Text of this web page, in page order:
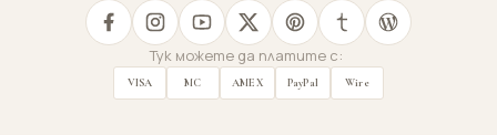
Тук можете да платите с:
VISA MC AMEX PayPal Wire